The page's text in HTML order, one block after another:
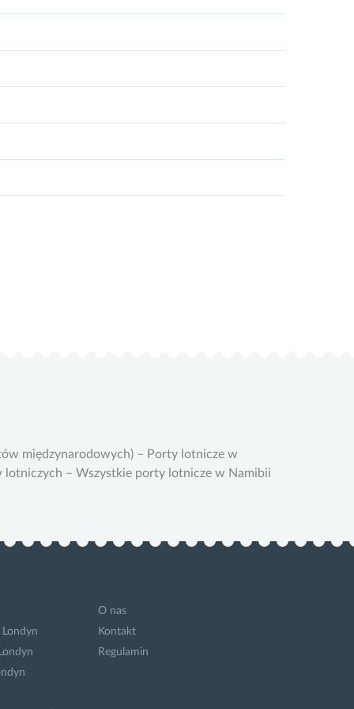
międzynarodowych) – Porty lotnicze w
lotniczych – Wszystkie porty lotnicze w Namibii
Londyn
O nas
Kontakt
Regulamin